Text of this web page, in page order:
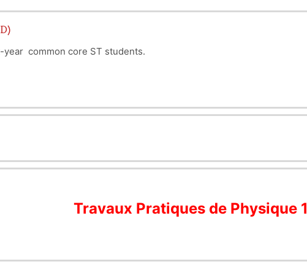
common core ST students.
Travaux Pratiques de Physique 1